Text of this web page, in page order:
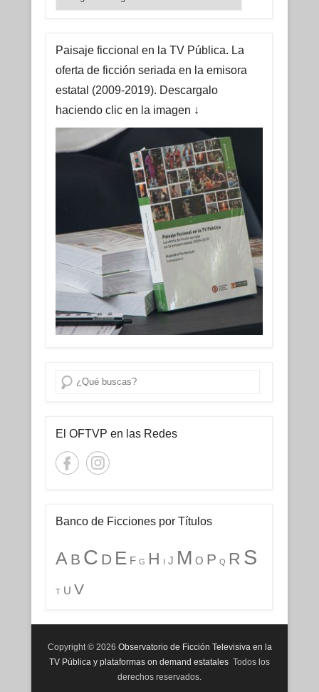
Paisaje ficcional en la TV Pública. La
oferta de ficción seriada en la emisora
estatal (2009-2019). Descargalo
haciendo clic en la imagen ↓
Buscar
El OFTVP en las Redes
Banco de Ficciones por Títulos
A B C D E F G H I J M O P Q R S
T U V
Copyright © 2026 Observatorio de Ficción Televisiva en la
TV Pública y plataformas on demand estatales Todos los
derechos reservados.